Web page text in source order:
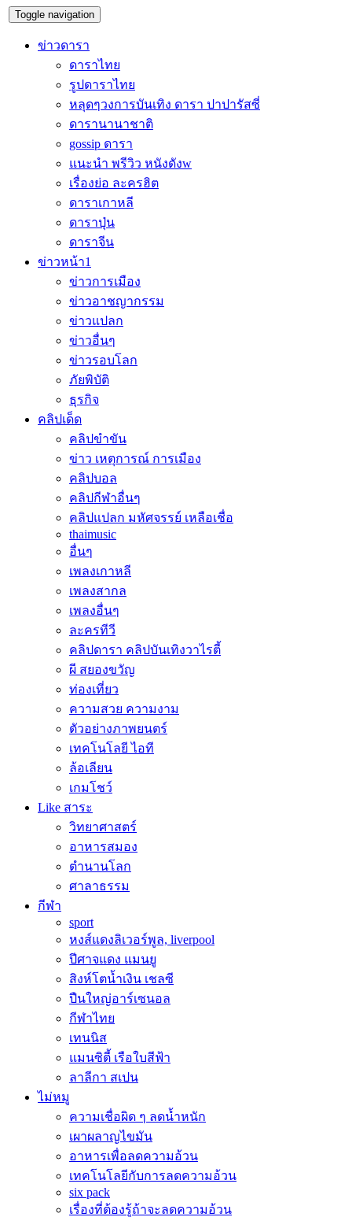
Toggle navigation
ข่าวดารา
ดาราไทย
รูปดาราไทย
หลุดๆวงการบันเทิง ดารา ปาปารัสซี่
ดารานานาชาติ
gossip ดารา
แนะนำ พรีวิว หนังดังw
เรื่องย่อ ละครฮิต
ดาราเกาหลี
ดาราปุ่น
ดาราจีน
ข่าวหน้า1
ข่าวการเมือง
ข่าวอาชญากรรม
ข่าวแปลก
ข่าวอื่นๆ
ข่าวรอบโลก
ภัยพิบัติ
ธุรกิจ
คลิปเด็ด
คลิปขำขัน
ข่าว เหตุการณ์ การเมือง
คลิปบอล
คลิปกีฬาอื่นๆ
คลิปแปลก มหัศจรรย์ เหลือเชื่อ
thaimusic
อื่นๆ
เพลงเกาหลี
เพลงสากล
เพลงอื่นๆ
ละครทีวี
คลิปดารา คลิปบันเทิงวาไรตี้
ผี สยองขวัญ
ท่องเที่ยว
ความสวย ความงาม
ตัวอย่างภาพยนตร์
เทคโนโลยี ไอที
ล้อเลียน
เกมโชว์
Like สาระ
วิทยาศาสตร์
อาหารสมอง
ตำนานโลก
ศาลาธรรม
กีฬา
sport
หงส์แดงลิเวอร์พูล, liverpool
ปีศาจแดง แมนยู
สิงห์โตน้ำเงิน เชลซี
ปืนใหญ่อาร์เซนอล
กีฬาไทย
เทนนิส
แมนซิตี้ เรือใบสีฟ้า
ลาลีกา สเปน
ไม่หมู
ความเชื่อผิด ๆ ลดน้ำหนัก
เผาผลาญไขมัน
อาหารเพื่อลดความอ้วน
เทคโนโลยีกับการลดความอ้วน
six pack
เรื่องที่ต้องรู้ถ้าจะลดความอ้วน